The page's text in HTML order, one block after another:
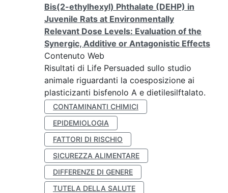
Bis(2-ethylhexyl) Phthalate (DEHP) in
Juvenile Rats at Environmentally
Relevant Dose Levels: Evaluation of the
Synergic, Additive or Antagonistic Effects
Contenuto Web
Risultati di Life Persuaded sullo studio
animale riguardanti la coesposizione ai
plasticizanti bisfenolo A e dietilesilftalato.
CONTAMINANTI CHIMICI
EPIDEMIOLOGIA
FATTORI DI RISCHIO
SICUREZZA ALIMENTARE
DIFFERENZE DI GENERE
TUTELA DELLA SALUTE